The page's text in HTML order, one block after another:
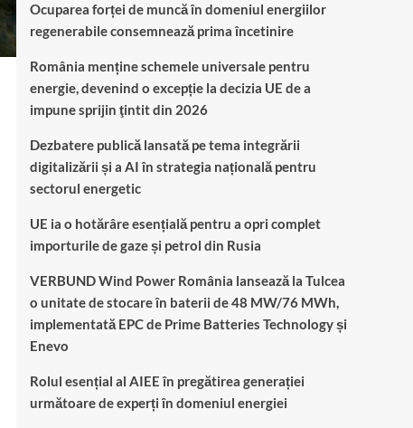
Ocuparea forței de muncă în domeniul energiilor
regenerabile consemnează prima încetinire
România menține schemele universale pentru
energie, devenind o excepție la decizia UE de a
impune sprijin ţintit din 2026
Dezbatere publică lansată pe tema integrării
digitalizării și a AI în strategia națională pentru
sectorul energetic
UE ia o hotărâre esențială pentru a opri complet
importurile de gaze și petrol din Rusia
VERBUND Wind Power România lansează la Tulcea
o unitate de stocare în baterii de 48 MW/76 MWh,
implementată EPC de Prime Batteries Technology și
Enevo
Rolul esențial al AIEE în pregătirea generației
următoare de experți în domeniul energiei